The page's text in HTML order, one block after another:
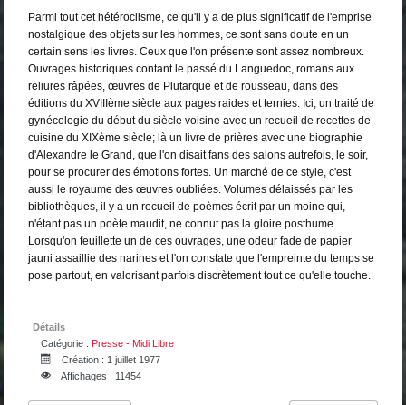
Parmi tout cet hétéroclisme, ce qu'il y a de plus significatif de l'emprise
nostalgique des objets sur les hommes, ce sont sans doute en un
certain sens les livres. Ceux que l'on présente sont assez nombreux.
Ouvrages historiques contant le passé du Languedoc, romans aux
reliures râpées, œuvres de Plutarque et de rousseau, dans des
éditions du XVIIIème siècle aux pages raides et ternies. Ici, un traité de
gynécologie du début du siècle voisine avec un recueil de recettes de
cuisine du XIXème siècle; là un livre de prières avec une biographie
d'Alexandre le Grand, que l'on disait fans des salons autrefois, le soir,
pour se procurer des émotions fortes. Un marché de ce style, c'est
aussi le royaume des œuvres oubliées. Volumes délaissés par les
bibliothèques, il y a un recueil de poèmes écrit par un moine qui,
n'étant pas un poète maudit, ne connut pas la gloire posthume.
Lorsqu'on feuillette un de ces ouvrages, une odeur fade de papier
jauni assaillie des narines et l'on constate que l'empreinte du temps se
pose partout, en valorisant parfois discrètement tout ce qu'elle touche.
Détails
Catégorie : Presse - Midi Libre
Création : 1 juillet 1977
Affichages : 11454